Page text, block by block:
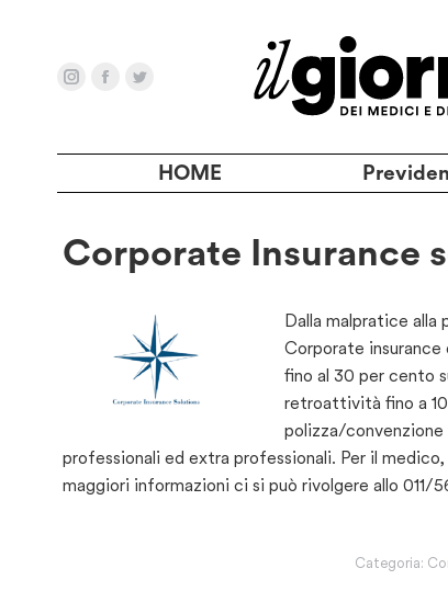
HOME
Corporate Insurance
Dalla mal­pratice
Corporate
fino al 30 per cento
retroattività fino a
polizza/
professionali ed extra professionali. Per il
maggiori informazioni ci si può rivolgere allo 011/
Categoria: